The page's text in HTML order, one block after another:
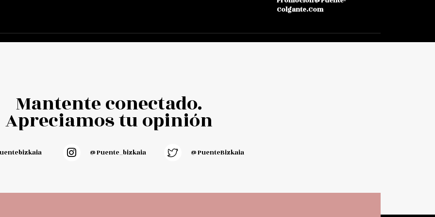
Colgante.com
Mantente conectado.
Apreciamos tu opinión
@puente_bizkaia @PuenteBizkaia